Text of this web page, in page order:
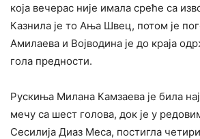
која вечерас није имала среће са
Казнила је то Ања Швец, потом је
Амилаева и Војводина је до краја
гола предности.
Рускиња Милана Камзаева је била
мечу са шест голова, док је у
Сесилија Диаз Меса, постигла